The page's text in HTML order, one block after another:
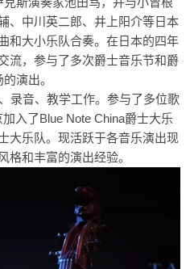
、中川英二郎、井上阳介等日本
和大小乐队合奏。在日本的四年
流，参与了多次爵士音乐节和爵
演出。
录音、教学工作。参与了多位歌
入了Blue Note China爵士大乐
大乐队。现活跃于各音乐演出现
格和丰富的演出经验。